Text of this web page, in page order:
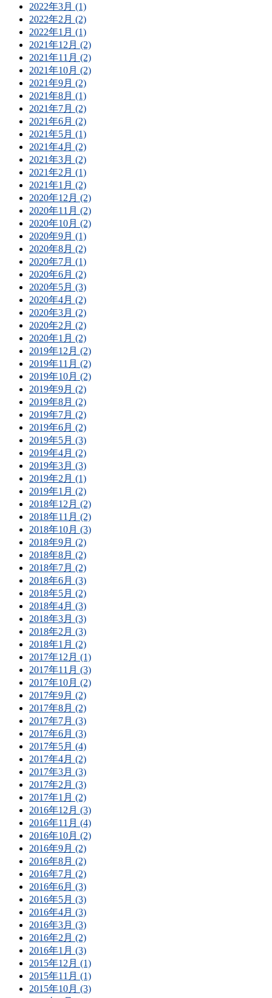
2022年3月 (1)
2022年2月 (2)
2022年1月 (1)
2021年12月 (2)
2021年11月 (2)
2021年10月 (2)
2021年9月 (2)
2021年8月 (1)
2021年7月 (2)
2021年6月 (2)
2021年5月 (1)
2021年4月 (2)
2021年3月 (2)
2021年2月 (1)
2021年1月 (2)
2020年12月 (2)
2020年11月 (2)
2020年10月 (2)
2020年9月 (1)
2020年8月 (2)
2020年7月 (1)
2020年6月 (2)
2020年5月 (3)
2020年4月 (2)
2020年3月 (2)
2020年2月 (2)
2020年1月 (2)
2019年12月 (2)
2019年11月 (2)
2019年10月 (2)
2019年9月 (2)
2019年8月 (2)
2019年7月 (2)
2019年6月 (2)
2019年5月 (3)
2019年4月 (2)
2019年3月 (3)
2019年2月 (1)
2019年1月 (2)
2018年12月 (2)
2018年11月 (2)
2018年10月 (3)
2018年9月 (2)
2018年8月 (2)
2018年7月 (2)
2018年6月 (3)
2018年5月 (2)
2018年4月 (3)
2018年3月 (3)
2018年2月 (3)
2018年1月 (2)
2017年12月 (1)
2017年11月 (3)
2017年10月 (2)
2017年9月 (2)
2017年8月 (2)
2017年7月 (3)
2017年6月 (3)
2017年5月 (4)
2017年4月 (2)
2017年3月 (3)
2017年2月 (3)
2017年1月 (2)
2016年12月 (3)
2016年11月 (4)
2016年10月 (2)
2016年9月 (2)
2016年8月 (2)
2016年7月 (2)
2016年6月 (3)
2016年5月 (3)
2016年4月 (3)
2016年3月 (3)
2016年2月 (2)
2016年1月 (3)
2015年12月 (1)
2015年11月 (1)
2015年10月 (3)